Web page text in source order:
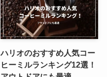
ハリオのおすすめ人気コー
ヒーミルランキング12選！